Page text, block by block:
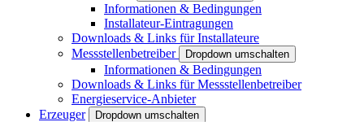
Informationen & Bedingungen
Installateur-Eintragungen
Downloads & Links für Installateure
Messstellenbetreiber
Dropdown umschalten
Informationen & Bedingungen
Downloads & Links für Messstellenbetreiber
Energieservice-Anbieter
Erzeuger
Dropdown umschalten